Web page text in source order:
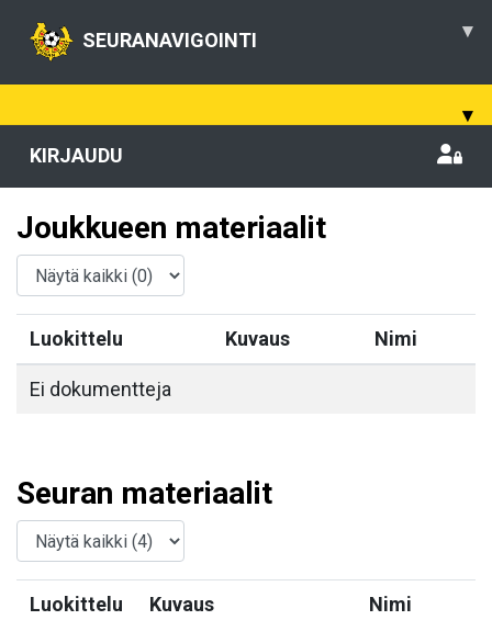
SEURANAVIGOINTI ▾
▾
KIRJAUDU
Joukkueen materiaalit
Luokittelu Kuvaus Nimi
Ei dokumentteja
Seuran materiaalit
Luokittelu Kuvaus Nimi